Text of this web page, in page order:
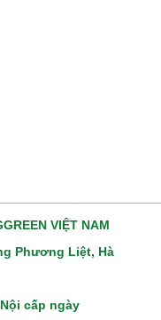
VIỆT NAM
Phương Liệt, Hà
cấp ngày